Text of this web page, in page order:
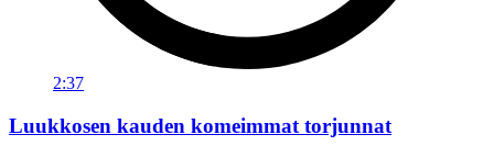
2:37
Luukkosen kauden komeimmat torjunnat